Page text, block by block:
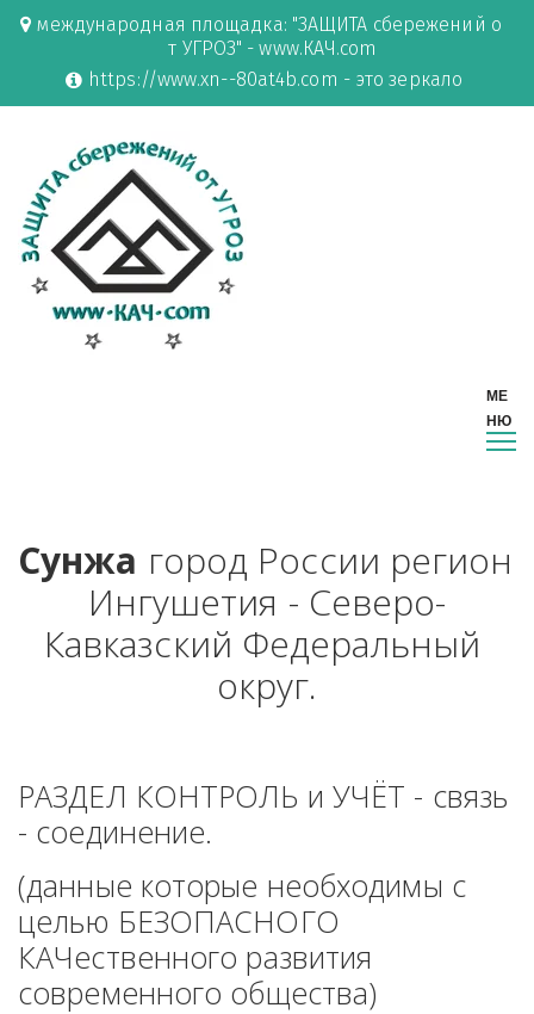
международная площадка: "ЗАЩИТА сбережений о
т УГРОЗ" - www.КАЧ.com
https://www.xn--80at4b.com - это зеркало
Сунжа город России регион
Ингушетия - Северо-
Кавказский Федеральный
округ.
РАЗДЕЛ КОНТРОЛЬ и УЧЁТ - связь
- соединение.
(данные которые необходимы с
целью БЕЗОПАСНОГО
КАЧественного развития
современного общества)